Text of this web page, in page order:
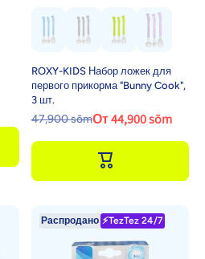
ROXY-KIDS Набор ложек для
первого прикорма "Bunny Cook",
3 шт.
47,900 sōmОт 44,900 sōm
Распродано ⚡TezTez 24/7